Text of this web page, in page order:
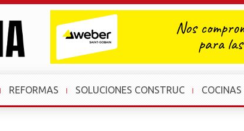
REFORMAS SOLUCIONES CONSTRUC COCINAS